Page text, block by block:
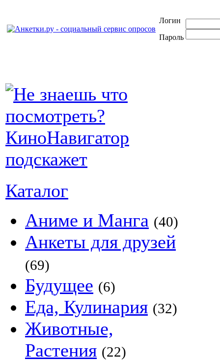
Логин
Пароль
Каталог
Аниме и Манга (40)
Анкеты для друзей
(69)
Будущее (6)
Еда, Кулинария (32)
Животные,
Растения (22)